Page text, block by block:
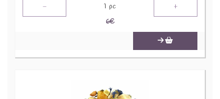
- 1 pc +
6€